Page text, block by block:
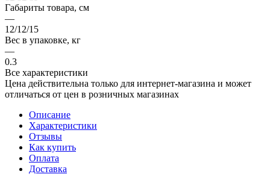
Габариты товара, см
—
12/12/15
Вес в упаковке, кг
—
0.3
Все характеристики
Цена действительна только для интернет-магазина и может
отличаться от цен в розничных магазинах
Описание
Характеристики
Отзывы
Как купить
Оплата
Доставка